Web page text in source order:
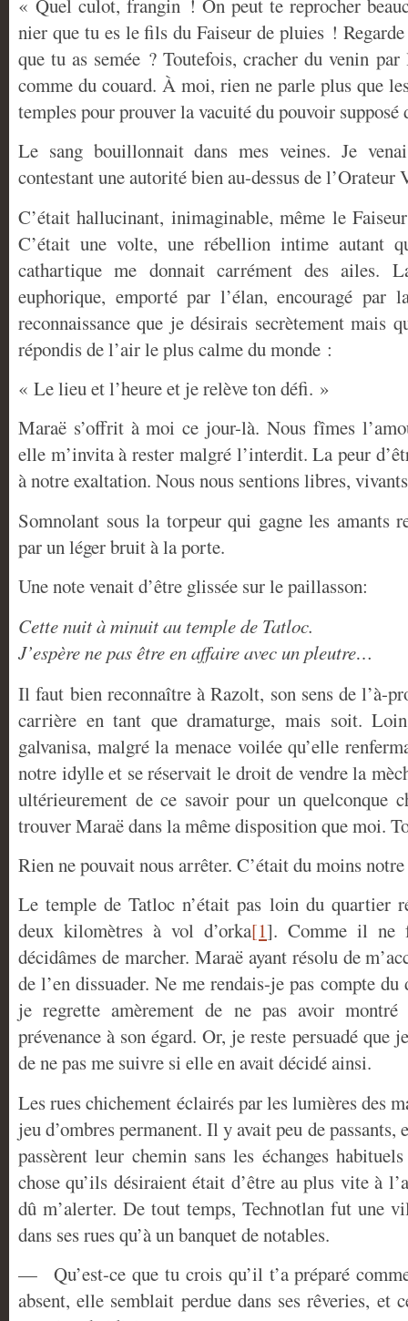
« Quel culot, frangin ! On peut te reprocher
nier que tu es le fils du Faiseur de pluies !
que tu as semée ? Toutefois, cracher du venin
comme du couard. À moi, rien ne parle plus que
temples pour prouver la vacuité du pouvoir supposé
Le sang bouillonnait dans mes veines. Je
contestant une autorité bien au-dessus de l’Orateur
C’était hallucinant, inimaginable, même le
C’était une volte, une rébellion intime autant
cathartique me donnait carrément des ailes.
euphorique, emporté par l’élan, encouragé par
reconnaissance que je désirais secrètement mais
répondis de l’air le plus calme du monde :
« Le lieu et l’heure et je relève ton défi. »
Maraë s’offrit à moi ce jour-là. Nous fîmes
elle m’invita à rester malgré l’interdit. La peur
à notre exaltation. Nous nous sentions libres,
Somnolant sous la torpeur qui gagne les amants
par un léger bruit à la porte.
Une note venait d’être glissée sur le paillasson:
Cette nuit à minuit au temple de Tatloc.
J’espère ne pas être en affaire avec un pleutre…
Il faut bien reconnaître à Razolt, son sens de l’à-
carrière en tant que dramaturge, mais soit.
galvanisa, malgré la menace voilée qu’elle
notre idylle et se réservait le droit de vendre la
ultérieurement de ce savoir pour un quelconque
trouver Maraë dans la même disposition que moi.
Rien ne pouvait nous arrêter. C’était du moins
Le temple de Tatloc n’était pas loin du quartier
deux kilomètres à vol d’orka[1]. Comme il ne
décidâmes de marcher. Maraë ayant résolu de
de l’en dissuader. Ne me rendais-je pas compte
je regrette amèrement de ne pas avoir
prévenance à son égard. Or, je reste persuadé que
de ne pas me suivre si elle en avait décidé ainsi.
Les rues chichement éclairés par les lumières des
jeu d’ombres permanent. Il y avait peu de passants,
passèrent leur chemin sans les échanges
chose qu’ils désiraient était d’être au plus vite à
dû m’alerter. De tout temps, Technotlan fut une
dans ses rues qu’à un banquet de notables.
— Qu’est-ce que tu crois qu’il t’a préparé
absent, elle semblait perdue dans ses rêveries, et